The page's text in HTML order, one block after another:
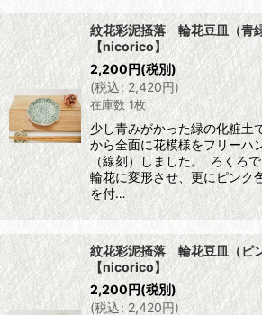
紋花彩泥掻落 輪花豆皿（
【nicorico】
2,200円(税別)
(税込: 2,420円)
在庫数 1枚
少し青みがかった緑の化粧土
から全面に花模様をフリーハ
（線刻）しました。 ろくろ
輪花に変形させ、更にピンク
を付…
紋花彩泥掻落 輪花豆皿（
【nicorico】
2,200円(税別)
(税込: 2,420円)